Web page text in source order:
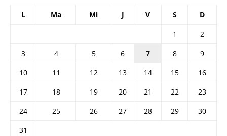
L Ma Mi J V S D
1
2
3
4 5 6 7 8
9
10
11 12 13 14 15
16
17
18 19 20 21 22
23
24
25 26 27 28 29
30
31